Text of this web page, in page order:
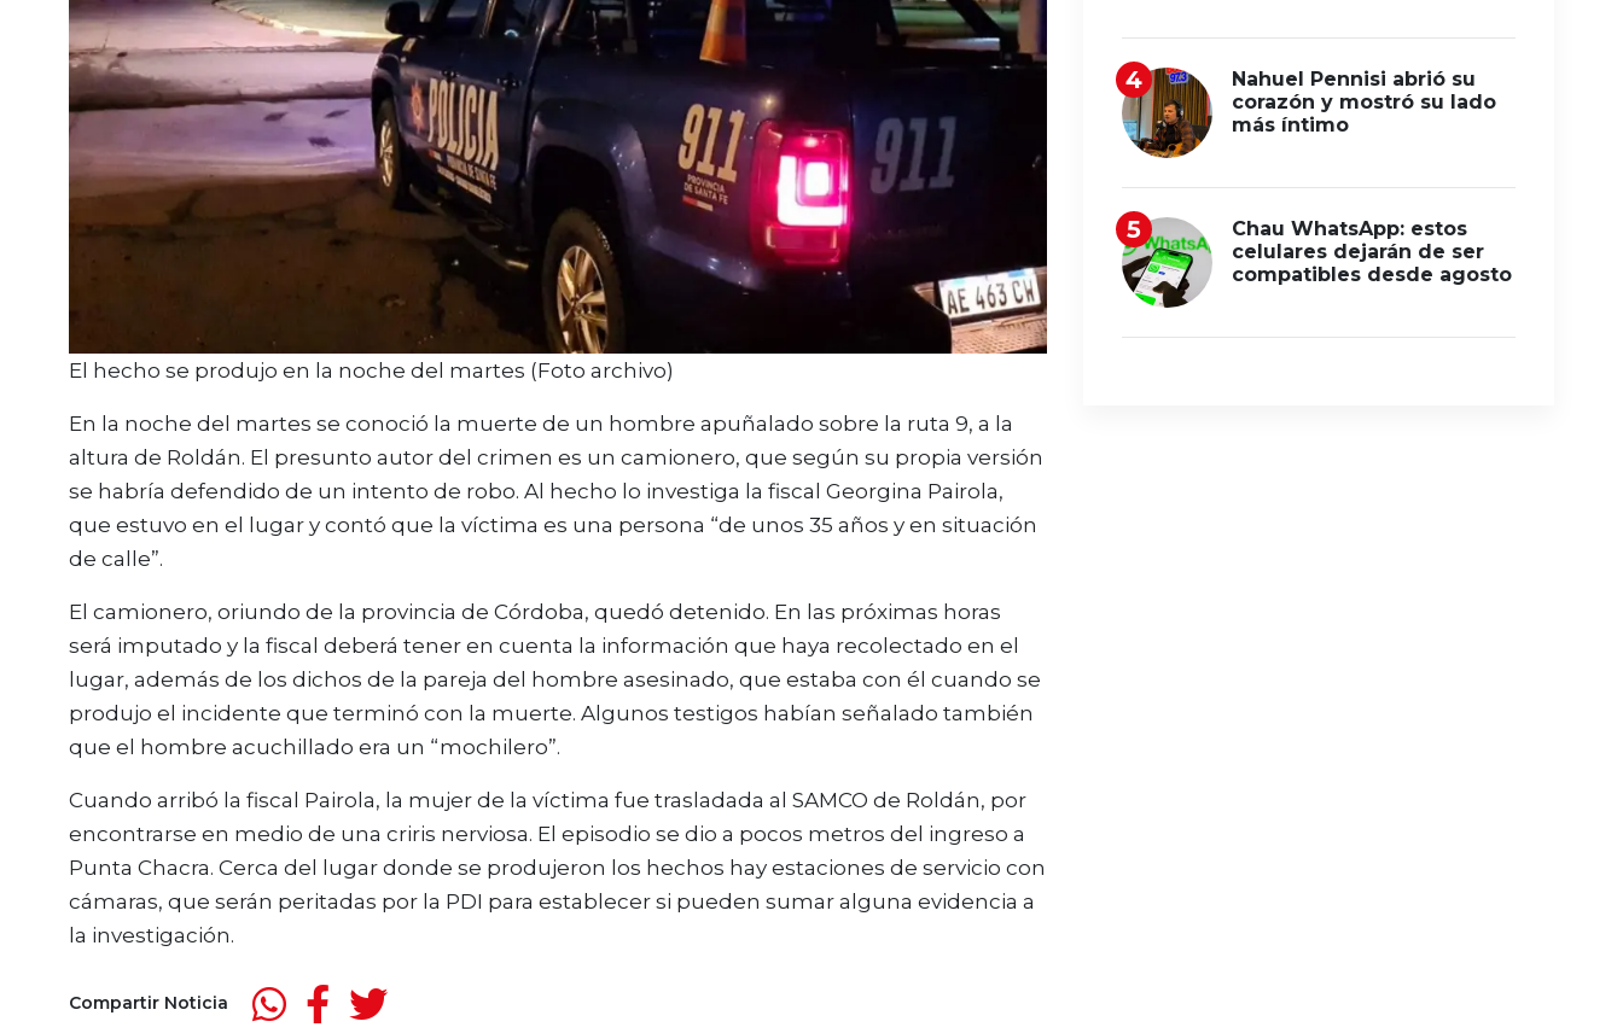
El hecho se produjo en la noche del martes (Foto archivo)
En la noche del martes se conoció la muerte de un hombre apuñalado sobre la ruta 9, a la
altura de Roldán. El presunto autor del crimen es un camionero, que según su propia versión
se habría defendido de un intento de robo. Al hecho lo investiga la fiscal Georgina Pairola,
que estuvo en el lugar y contó que la víctima es una persona “de unos 35 años y en situación
de calle”.
El camionero, oriundo de la provincia de Córdoba, quedó detenido. En las próximas horas
será imputado y la fiscal deberá tener en cuenta la información que haya recolectado en el
lugar, además de los dichos de la pareja del hombre asesinado, que estaba con él cuando se
produjo el incidente que terminó con la muerte. Algunos testigos habían señalado también
que el hombre acuchillado era un “mochilero”.
Cuando arribó la fiscal Pairola, la mujer de la víctima fue trasladada al SAMCO de Roldán, por
encontrarse en medio de una criris nerviosa. El episodio se dio a pocos metros del ingreso a
Punta Chacra. Cerca del lugar donde se produjeron los hechos hay estaciones de servicio con
cámaras, que serán peritadas por la PDI para establecer si pueden sumar alguna evidencia a
la investigación.
Compartir Noticia
Nahuel Pennisi abrió su
corazón y mostró su lado
más íntimo
Chau WhatsApp: estos
celulares dejarán de ser
compatibles desde agosto